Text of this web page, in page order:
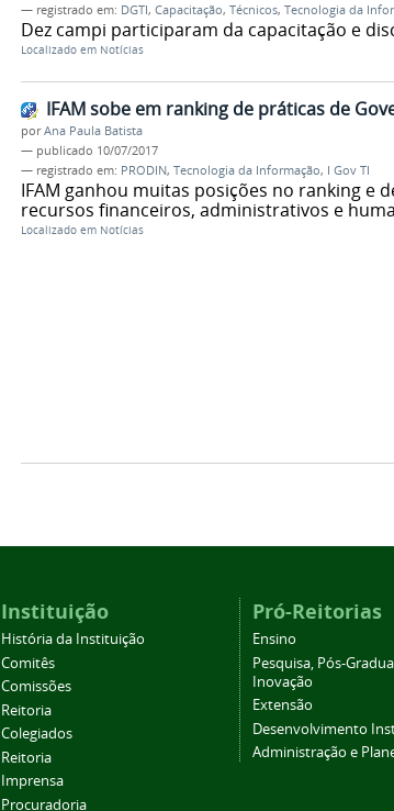
— registrado em: DGTI, Capacitação, Técnicos, Tecnologia da
Dez campi participaram da capacitação e
Localizado em Notícias
IFAM sobe em ranking de práticas de
porAna Paula Batista
— publicado 10/07/2017
— registrado em: PRODIN, Tecnologia da Informação, I Gov TI
IFAM ganhou muitas posições no ranking e
recursos financeiros, administrativos e
Localizado em Notícias
Instituição
História da Instituição
Comitês
Comissões
Reitoria
Colegiados
Reitoria
Imprensa
Procuradoria
Pró-Reitorias
Ensino
Pesquisa, Pós-
Inovação
Extensão
Desenvolvimento
Administração e